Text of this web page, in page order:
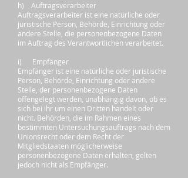
h) Auftragsverarbeiter
Auftragsverarbeiter ist eine natürliche oder
juristische Person, Behörde, Einrichtung oder
andere Stelle, die personenbezogene Daten
im Auftrag des Verantwortlichen verarbeitet.
i) Empfänger
Empfänger ist eine natürliche oder juristische
Person, Behörde, Einrichtung oder andere
Stelle, der personenbezogene Daten
offengelegt werden, unabhängig davon, ob es
sich bei ihr um einen Dritten handelt oder
nicht. Behörden, die im Rahmen eines
bestimmten Untersuchungsauftrags nach dem
Unionsrecht oder dem Recht der
Mitgliedstaaten möglicherweise
personenbezogene Daten erhalten, gelten
jedoch nicht als Empfänger.